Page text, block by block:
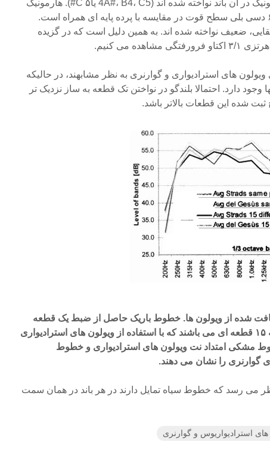
که تنها چند پرده پایه ای یا هارمونیک در آن باند نواخته شده اند (4A#، B4، C5 یا۵ C#). هارمونیک
اول در سیگنال زهی با کاهش ۶ دسی بلی سطح قوت در مقایسه با پرده پایه ای همراه است.
ضعیف نواخته شده اند. به همین دلیل است که در گزیده
های استرادیواری و گوارنری به نظر مشابهند، در حالیکه
دارد. احتمالا بلندگو در نواختن تک قطعه به ساز نزدیک تر
شده این قطعات بالاتر باشد.
دریافت شده از ویولون ها. خطوط باریک حاصل از ضبط یک قطعه
یکسان و خطوط پهن مربوط به ۱۵ قطعه ای می باشند که با استفاده از ویولون های استرادیواری
مشکی امتداد نت ویولون های استرادیواری و خطوط
گوارنری را نشان می دهند.
طبق نمودار ۴ به نظر می رسد که خطوط سیاه تمایل دارند در هر باند در همان سمت
های استرادیواریوس و گوارنری